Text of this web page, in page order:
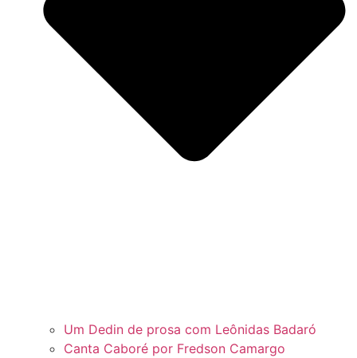
Um Dedin de prosa com Leônidas Badaró
Canta Caboré por Fredson Camargo